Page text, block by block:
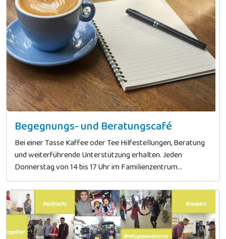
Begegnungs- und Beratungscafé
Bei einer Tasse Kaffee oder Tee Hilfestellungen, Beratung
und weiterführende Unterstützung erhalten. Jeden
Donnerstag von 14 bis 17 Uhr im Familienzentrum...